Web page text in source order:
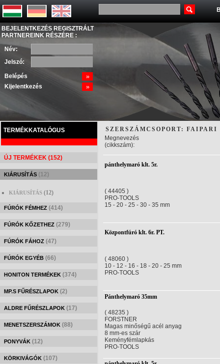
BEJELENTKEZÉS REGISZTRÁLT
PARTNEREINK RÉSZÉRE :
Név:
Jelszó:
Belépés »
Kijelentkezés »
TERMÉKKATALÓGUS
ÚJ TERMÉKEK (152)
KIÁRUSÍTÁS (12)
KIÁRUSÍTÁS (12)
FÚRÓK FÉMHEZ (414)
FÚRÓK KŐZETHEZ (279)
FÚRÓK FÁHOZ (47)
FÚRÓK EGYÉB (66)
HONITON TERMÉKEK (374)
MP.S FŰRÉSZLAPOK (2)
ALDRE FŰRÉSZLAPOK (17)
MENETSZERSZÁMOK (88)
PONYVÁK (12)
KÖRKIVÁGÓK (107)
SZERSZÁMCSOPORT: FAIPARI
Megnevezés
(cikkszám):
pánthelymaró klt. 5r.
( 44405 )
PRO-TOOLS
15 - 20 - 25 - 30 - 35 mm
Központfúró klt. 6r. PT.
( 48060 )
10 - 12 - 16 - 18 - 20 - 25 mm
PRO-TOOLS
Pánthelymaró 35mm
( 48235 )
FORSTNER
Magas minőségű acél anyag
8 mm-es szár
Keményfémlapkás
PRO-TOOLS